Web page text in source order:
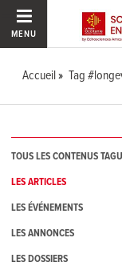
MENU
Accueil Tag
TOUS LES CONTENUS
LES ARTICLES
LES ÉVÉNEMENTS
LES ANNONCES
LES DOSSIERS